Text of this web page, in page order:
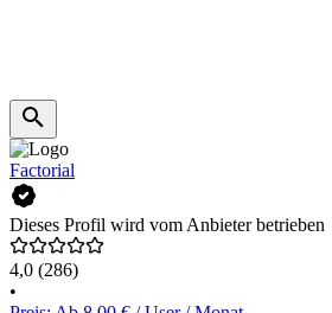
Factorial
Dieses Profil wird vom Anbieter betrieben
4,0 (286)
•